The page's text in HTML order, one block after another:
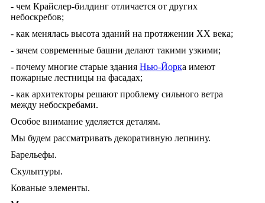
- чем Крайслер-билдинг отличается от других
небоскребов;
- как менялась высота зданий на протяжении XX века;
- зачем современные башни делают такими узкими;
- почему многие старые здания Нью-Йорка имеют
пожарные лестницы на фасадах;
- как архитекторы решают проблему сильного ветра
между небоскребами.
Особое внимание уделяется деталям.
Мы будем рассматривать декоративную лепнину.
Барельефы.
Скульптуры.
Кованые элементы.